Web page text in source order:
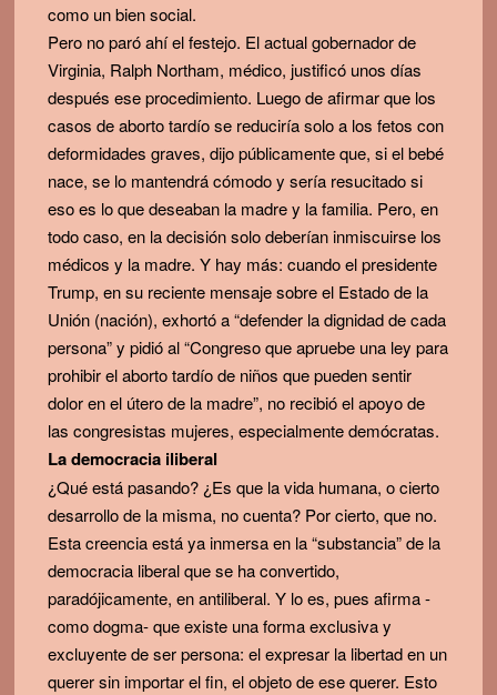
como un bien social.
Pero no paró ahí el festejo. El actual gobernador de
Virginia, Ralph Northam, médico, justificó unos días
después ese procedimiento. Luego de afirmar que los
casos de aborto tardío se reduciría solo a los fetos con
deformidades graves, dijo públicamente que, si el bebé
nace, se lo mantendrá cómodo y sería resucitado si
eso es lo que deseaban la madre y la familia. Pero, en
todo caso, en la decisión solo deberían inmiscuirse los
médicos y la madre. Y hay más: cuando el presidente
Trump, en su reciente mensaje sobre el Estado de la
Unión (nación), exhortó a “defender la dignidad de cada
persona” y pidió al “Congreso que apruebe una ley para
prohibir el aborto tardío de niños que pueden sentir
dolor en el útero de la madre”, no recibió el apoyo de
las congresistas mujeres, especialmente demócratas.
La democracia iliberal
¿Qué está pasando? ¿Es que la vida humana, o cierto
desarrollo de la misma, no cuenta? Por cierto, que no.
Esta creencia está ya inmersa en la “substancia” de la
democracia liberal que se ha convertido,
paradójicamente, en antiliberal. Y lo es, pues afirma -
como dogma- que existe una forma exclusiva y
excluyente de ser persona: el expresar la libertad en un
querer sin importar el fin, el objeto de ese querer. Esto